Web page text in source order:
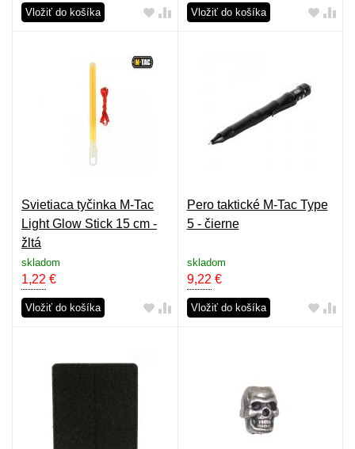
Vložiť do košíka Vložiť do košíka
Svietiaca tyčinka M-Tac
Light Glow Stick 15 cm -
žltá
skladom
1,22 €
Vložiť do košíka
Pero taktické M-Tac Type
5 - čierne
skladom
9,22 €
Vložiť do košíka